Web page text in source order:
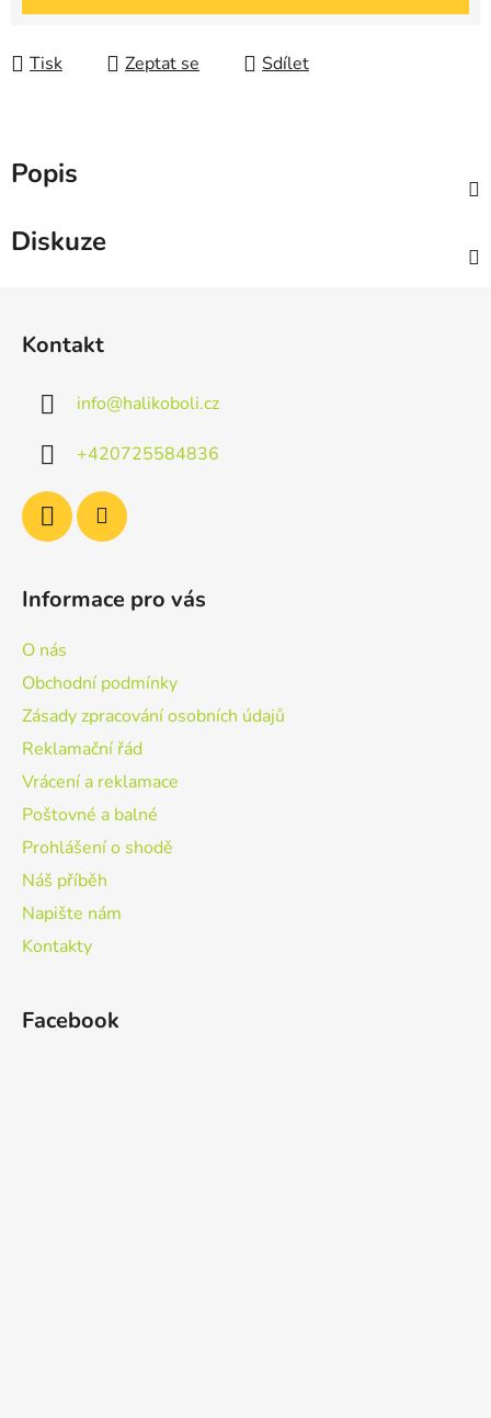
Tisk Zeptat se Sdílet
Popis
Diskuze
Kontakt
info@halikoboli.cz
+420725584836
Informace pro vás
O nás
Obchodní podmínky
Zásady zpracování osobních údajů
Reklamační řád
Vrácení a reklamace
Poštovné a balné
Prohlášení o shodě
Náš příběh
Napište nám
Kontakty
Facebook